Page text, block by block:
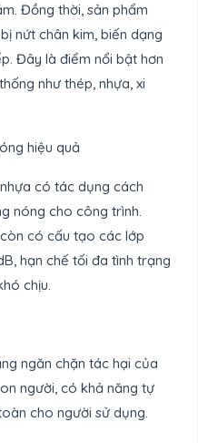
Đồng thời, sản phẩm
nứt chân kim, biến dạng
Đây là điểm nổi bật hơn
như thép, nhựa, xi
hiệu quả
có tác dụng cách
nóng cho công trình.
có cấu tạo các lớp
hạn chế tối đa tình trạng
chịu.
ngăn chặn tác hại của
người, có khả năng tự
cho người sử dụng.